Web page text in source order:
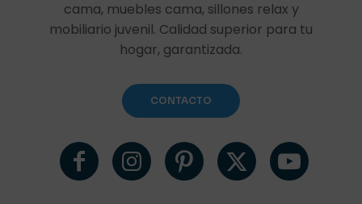
cama, muebles cama, sillones relax y
mobiliario juvenil. Calidad superior para tu
hogar, garantizada.
CONTACTO